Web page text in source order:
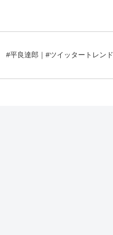
#平良達郎｜#ツイッタートレンド